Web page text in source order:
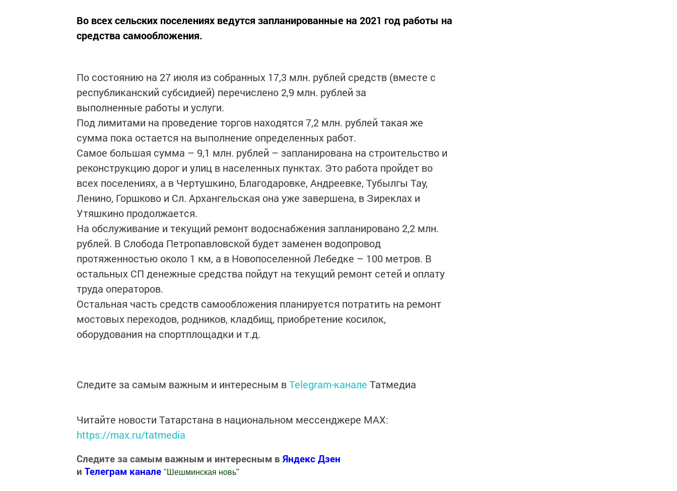
Во всех сельских поселениях ведутся запланированные на 2021 год работы на
средства самообложения.
По состоянию на 27 июля из собранных 17,3 млн. рублей средств (вместе с
республиканский субсидией) перечислено 2,9 млн. рублей за
выполненные работы и услуги.
Под лимитами на проведение торгов находятся 7,2 млн. рублей такая же
сумма пока остается на выполнение определенных работ.
Самое большая сумма – 9,1 млн. рублей – запланирована на строительство и
реконструкцию дорог и улиц в населенных пунктах. Это работа пройдет во
всех поселениях, а в Чертушкино, Благодаровке, Андреевке, Тубылгы Тау,
Ленино, Горшково и Сл. Архангельская она уже завершена, в Зиреклах и
Утяшкино продолжается.
На обслуживание и текущий ремонт водоснабжения запланировано 2,2 млн.
рублей. В Слобода Петропавловской будет заменен водопровод
протяженностью около 1 км, а в Новопоселенной Лебедке – 100 метров. В
остальных СП денежные средства пойдут на текущий ремонт сетей и оплату
труда операторов.
Остальная часть средств самообложения планируется потратить на ремонт
мостовых переходов, родников, кладбищ, приобретение косилок,
оборудования на спортплощадки и т.д.
Следите за самым важным и интересным вTelegram-канале Татмедиа
Читайте новости Татарстана в национальном мессенджере MАХ:
https://max.ru/tatmedia
Следите за самым важным и интересным в Яндекс Дзен
и Телеграм канале " Шешминская новь"